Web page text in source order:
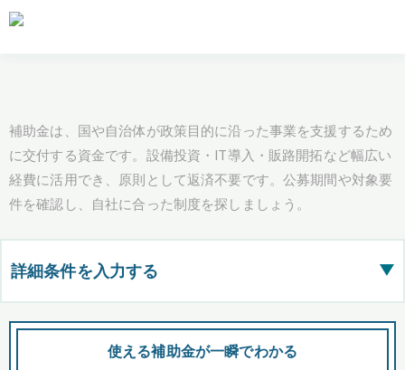
補助金は、国や自治体が政策目的に沿った事業を支援するため
に交付する資金です。設備投資・IT導入・販路開拓など幅広い
経費に活用でき、原則として返済不要です。公募期間や対象要
件を確認し、自社に合った制度を探しましょう。
詳細条件を入力する ▶
都道府県
使える補助金が一瞬でわかる